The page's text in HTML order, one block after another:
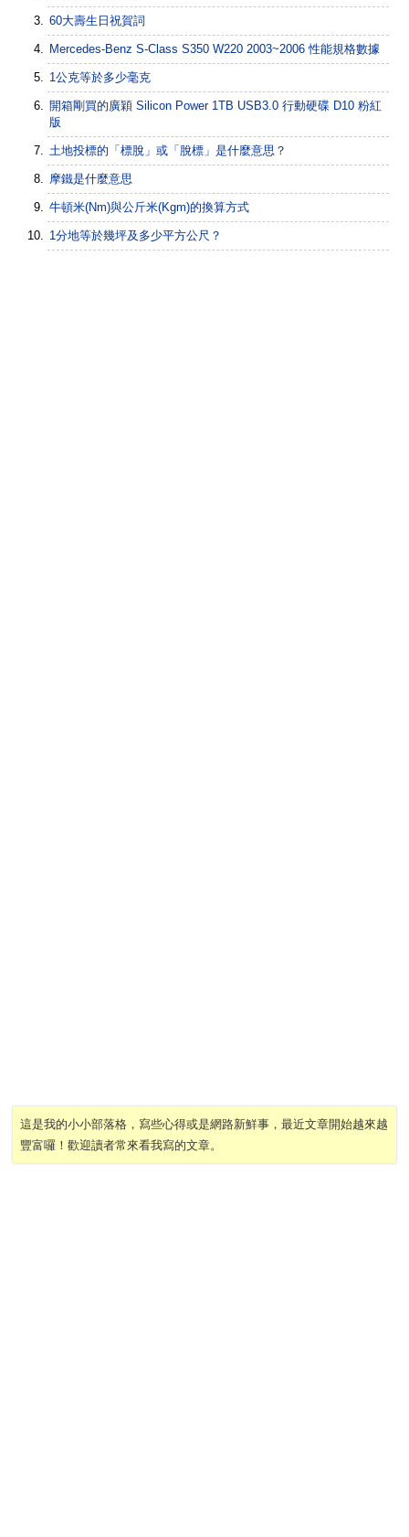
60大壽生日祝賀詞
Mercedes-Benz S-Class S350 W220 2003~2006 性能規格數據
1公克等於多少毫克
開箱剛買的廣穎 Silicon Power 1TB USB3.0 行動硬碟 D10 粉紅
版
土地投標的「標脫」或「脫標」是什麼意思？
摩鐵是什麼意思
牛頓米(Nm)與公斤米(Kgm)的換算方式
1分地等於幾坪及多少平方公尺？
這是我的小小部落格，寫些心得或是網路新鮮事，最近文章開始越來越
豐富囉！歡迎讀者常來看我寫的文章。